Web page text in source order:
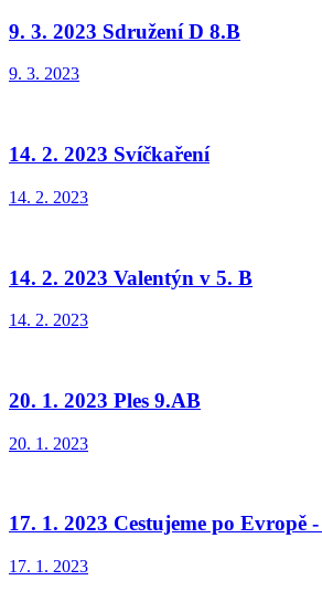
9. 3. 2023 Sdružení D 8.B
9. 3. 2023
14. 2. 2023 Svíčkaření
14. 2. 2023
14. 2. 2023 Valentýn v 5. B
14. 2. 2023
20. 1. 2023 Ples 9.AB
20. 1. 2023
17. 1. 2023 Cestujeme po Evropě
17. 1. 2023